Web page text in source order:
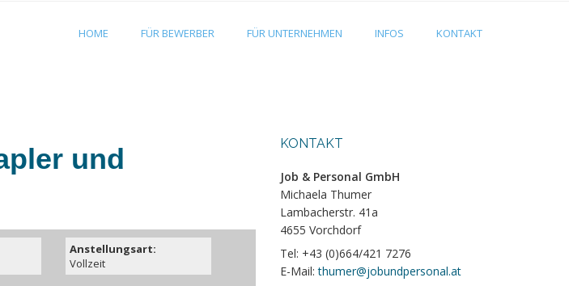
HOME FÜR BEWERBER FÜR UNTERNEHMEN INFOS KONTAKT
und
Anstellungsart:
Vollzeit
KONTAKT
Job & Personal GmbH
Michaela Thumer
Lambacherstr. 41a
4655 Vorchdorf
Tel: +43 (0)664/421 7276
E-Mail:thumer@jobundpersonal.at